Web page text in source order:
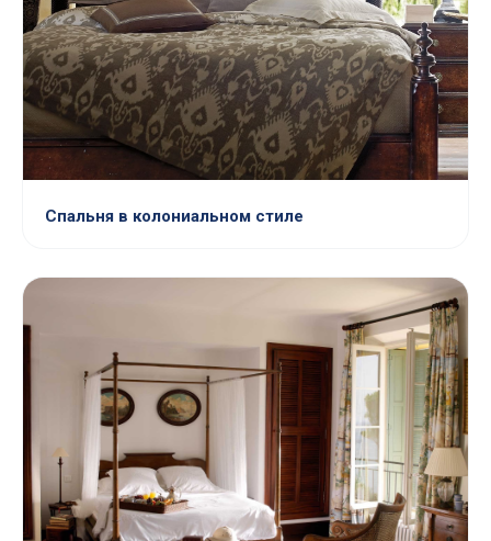
Спальня в колониальном стиле